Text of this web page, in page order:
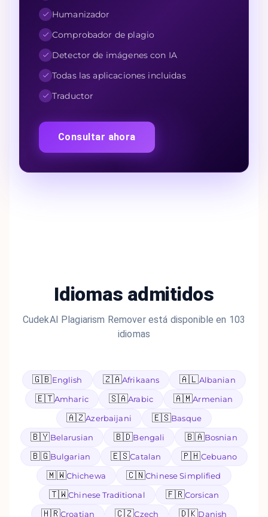
Humanizador
Comprobador de plagio
Detector de imágenes con IA
Todas las aplicaciones incluidas
Traductor
Consultar ahora
Idiomas admitidos
CudekAI Plagiarism Remover está disponible en 103
idiomas
🇬🇧English 🇿🇦Afrikaans 🇦🇱Albanian
🇪🇹Amharic 🇸🇦Arabic 🇦🇲Armenian
🇦🇿Azerbaijani 🇪🇸Basque
🇧🇾Belarusian 🇧🇩Bengali 🇧🇦Bosnian
🇧🇬Bulgarian 🇪🇸Catalan 🇵🇭Cebuano
🇲🇼Chichewa 🇨🇳Chinese Simplified
🇹🇼Chinese Traditional 🇫🇷Corsican
🇭🇷Croatian 🇨🇿Czech 🇩🇰Danish